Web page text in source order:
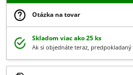
/ ks
3.12 € bez DPH
- +